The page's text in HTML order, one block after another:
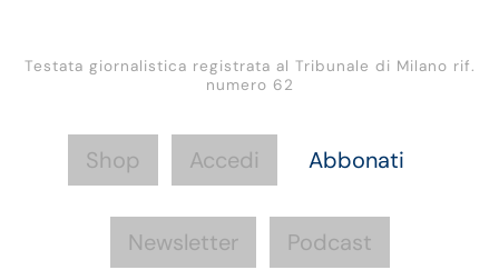
Testata giornalistica registrata al Tribunale di Milano rif.
numero 62
Shop Accedi Abbonati
Newsletter Podcast